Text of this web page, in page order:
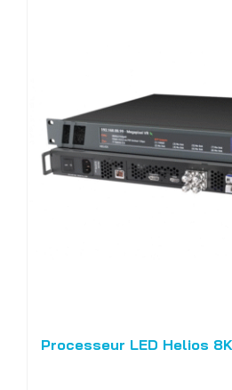
Processeur LED Helios 8K